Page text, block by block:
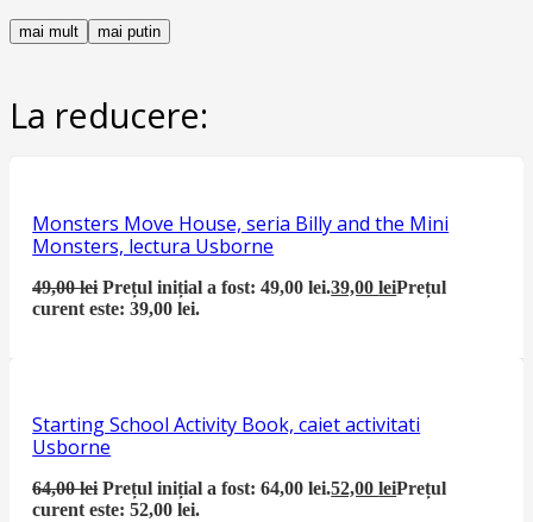
mai mult mai putin
La reducere:
Monsters Move House, seria Billy and the Mini
Monsters, lectura Usborne
49,00lei Prețul inițial a fost: 49,00 lei.39,00leiPrețul
curent este: 39,00 lei.
Starting School Activity Book, caiet activitati
Usborne
64,00lei Prețul inițial a fost: 64,00 lei.52,00leiPrețul
curent este: 52,00 lei.